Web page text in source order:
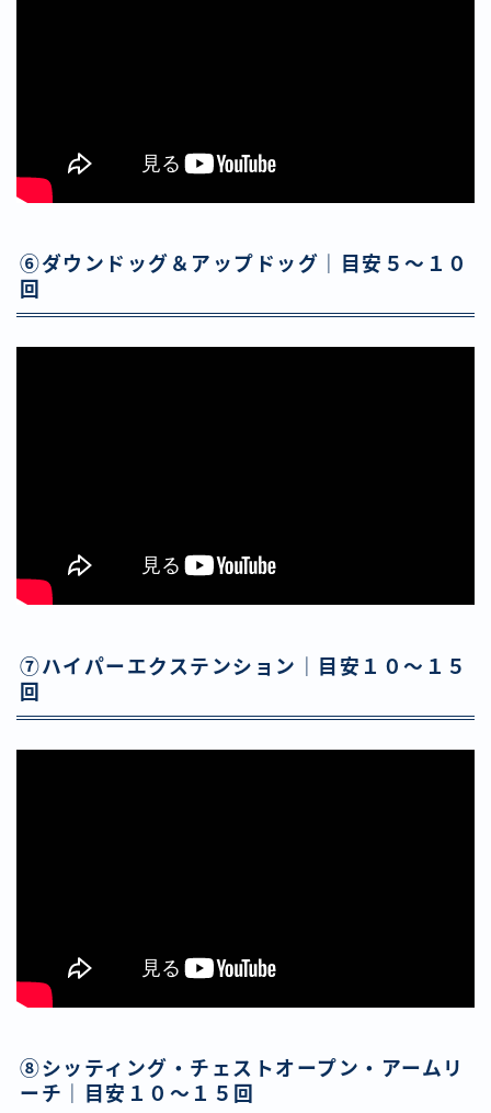
⑥ダウンドッグ＆アップドッグ｜目安５〜１０
回
⑦ハイパーエクステンション｜目安１０〜１５
回
⑧シッティング・チェストオープン・アームリ
ーチ｜目安１０〜１５回